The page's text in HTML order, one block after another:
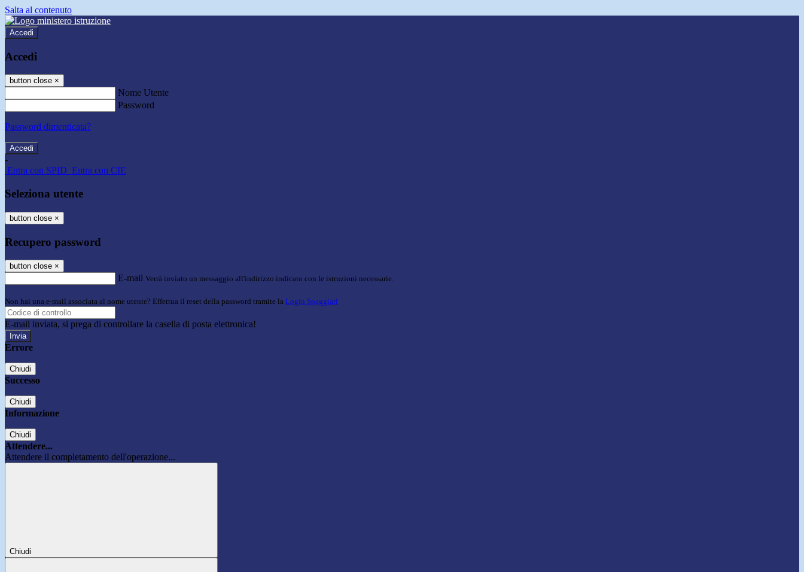
Salta al contenuto
Accedi
Accedi
button close ×
Nome Utente
Password
Password dimenticata?
-
Entra con SPID Entra con CIE
Seleziona utente
button close ×
Recupero password
button close ×
E-mail Verrà inviato un messaggio all'indirizzo indicato con le istruzioni necessarie.
Non hai una e-mail associata al nome utente? Effettua il reset della password tramite la Login Spaggiari
E-mail inviata, si prega di controllare la casella di posta elettronica!
Errore
Chiudi
Successo
Chiudi
Informazione
Chiudi
Attendere...
Attendere il completamento dell'operazione...
Chiudi